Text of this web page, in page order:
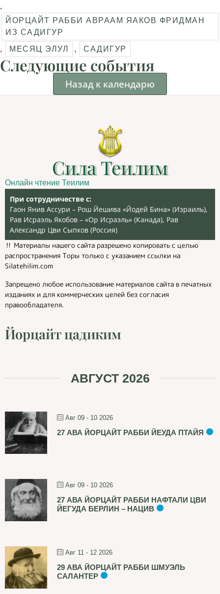
,
ЙОРЦАЙТ РАББИ АВРААМ ЯАКОВ ФРИДМАН
ИЗ САДИГУР
,
МЕСЯЦ ЭЛУЛ , САДИГУР
Следующие события
Назад к календарю
Сила Теилим
Онлайн чтение Теилим
При сотрудничестве с:
Гаон Янив Ассури – Рош Йешива «Йодей Бина» (Израиль),
Рав Исраэль Якобов – «Ор Исраэль» (Канада), Рав
Александр Цви Сыпков (Россия)
‼️ Материалы нашего сайта разрешено копировать с целью
распространения Торы только с указанием ссылки на
Silatehilim.com
Запрещено любое использование материалов сайта в печатных
изданиях и для коммерческих целей без согласия
правообладателя.
Йорцайт цадиким
АВГУСТ 2026
Авг 09 - 10 2026
27 АВА ЙОРЦАЙТ РАББИ ЙЕУДА ПТАЙЯ
Авг 09 - 10 2026
27 АВА ЙОРЦАЙТ РАББИ НАФТАЛИ ЦВИ
ЙЕГУДА БЕРЛИН – НАЦИВ
Авг 11 - 12 2026
29 АВА ЙОРЦАЙТ РАББИ ШМУЭЛЬ
САЛАНТЕР